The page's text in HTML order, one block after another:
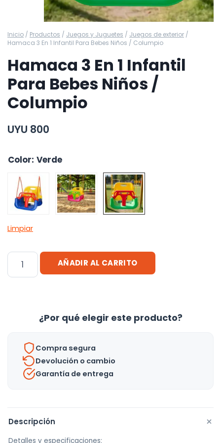
Inicio / Productos / Juegos y Juguetes / Juegos de exterior /
Hamaca 3 En 1 Infantil Para Bebes Niños / Columpio
Hamaca 3 En 1 Infantil
Para Bebes Niños /
Columpio
UYU 800
Color: Verde
Limpiar
Hamaca
Niños
Columpio
AÑADIR AL CARRITO
¿Por qué elegir este producto?
Compra segura
Devolución o cambio
Garantía de entrega
Descripción +
Detalles y especificaciones: